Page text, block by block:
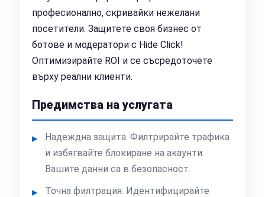
професионално, скривайки нежелани
посетители. Защитете своя бизнес от
ботове и модератори с Hide Click!
Оптимизирайте ROI и се съсредоточете
върху реални клиенти.
Предимства на услугата
Надеждна защита. Филтрирайте трафика
и избягвайте блокиране на акаунти.
Вашите данни са в безопасност.
Точна филтрация. Идентифицирайте